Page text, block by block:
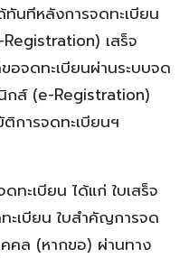
นทีหลังการจดทะเบียน
เสร็จ
จดทะเบียนผ่านระบบจด
กส์ (e-Registration)
การจดทะเบียนฯ
ทะเบียน ได้แก่ ใบเสร็จ
ะเบียน ใบสำคัญการจด
คล (หากขอ) ผ่านทาง